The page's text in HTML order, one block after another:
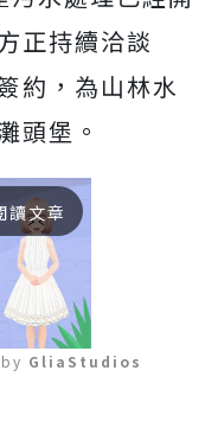
正持續洽談
約，為山林水
頭堡。
讀文章
GliaStudios